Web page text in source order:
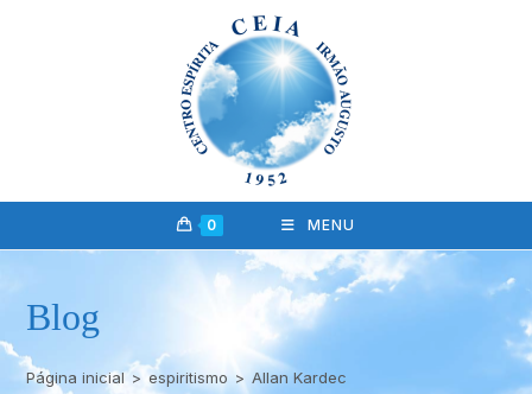
0 MENU
Blog
Página inicial > espiritismo > Allan Kardec